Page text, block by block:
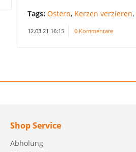
Tags: Ostern, Kerzen verzieren,
12.03.21 16:15 0 Kommentare
Shop Service
Abholung